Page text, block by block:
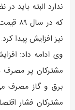
ندارد البته باید
نیز افزایش پیدا کرد.
وی ادامه داد:
مشترکان پر مصرف
برق و گاز مصرف
مشترکان فشار